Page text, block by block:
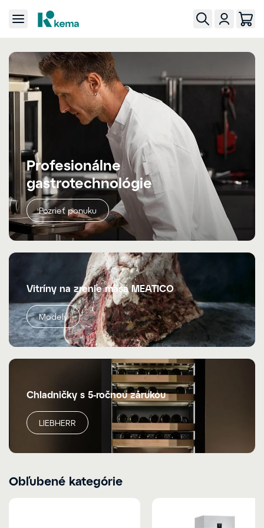
Profesionálne
gastrotechnológie
Pozrieť ponuku
Vitríny na zrenie mäsa MEATICO
Modely
Chladničky s 5-ročnou zárukou
LIEBHERR
Obľubené kategórie